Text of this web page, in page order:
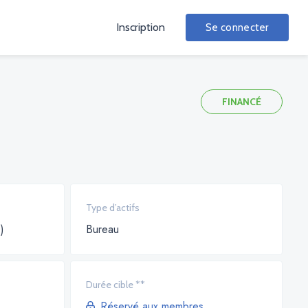
Inscription Se connecter
FINANCÉ
Type d’actifs
Bureau
Durée cible **